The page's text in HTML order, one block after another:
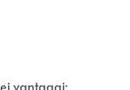
vantaggi: